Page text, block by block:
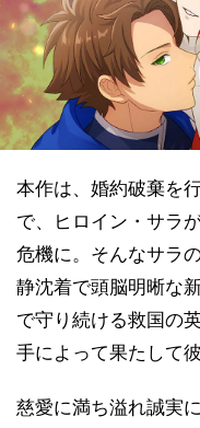
本作は、婚約破棄を
で、ヒロイン・サラ
危機に。そんなサラ
静沈着で頭脳明晰な
で守り続ける救国の
手によって果たして
慈愛に満ち溢れ誠実